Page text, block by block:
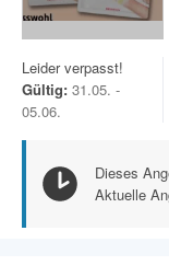
Leider verpasst!
Gültig: 31.05. -
05.06.
Dieses
Aktuelle